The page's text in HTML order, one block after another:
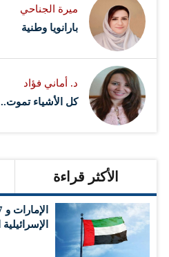
ميرة الجناحي
بارانويا وطنية
د. أماني فؤاد
كل الأشياء
الأكثر قراءة